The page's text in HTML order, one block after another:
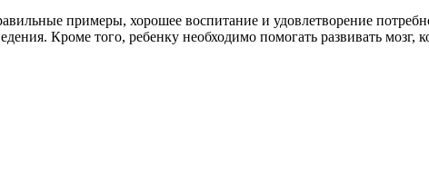
примеры, хорошее воспитание и удовлетворение
Кроме того, ребенку необходимо помогать развивать